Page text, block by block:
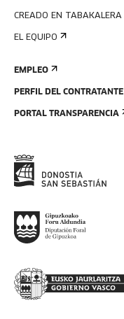
CREADO EN TABAKALERA
EL EQUIPO
EMPLEO
PERFIL DEL CONTRATANTE
PORTAL TRANSPARENCIA